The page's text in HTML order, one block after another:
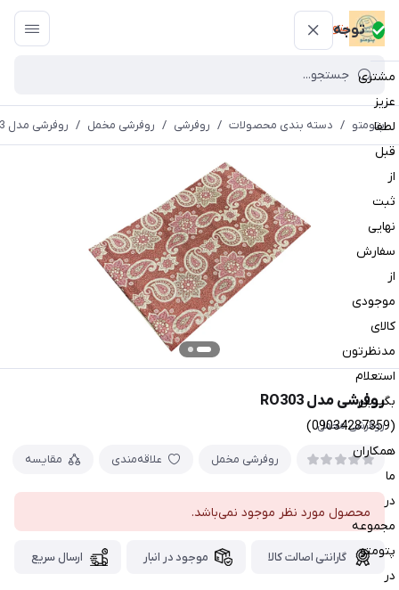
توجه
مشتری
عزیز
لطفا
قبل
از
ثبت
نهایی
سفارش
از
موجودی
کالای
مدنظرتون
استعلام
بگیرین
(09034287359)
همکاران
ما
در
مجموعه
پتومتو
در
پتومتو
پتومتو / دسته بندی محصولات / روفرشی / روفرشی مخمل / روفرشی مدل RO303
روفرشی مدل RO303
روفرشی مخمل
روفرشی مخمل علاقه‌مندی مقایسه
محصول مورد نظر موجود نمی‌باشد.
گارانتی اصالت کالا موجود در انبار ارسال سریع